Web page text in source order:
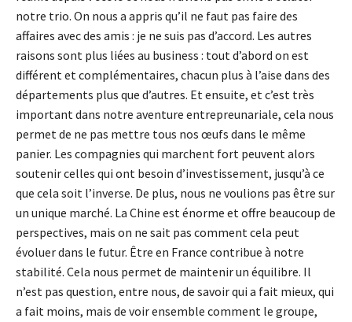
notre trio. On nous a appris qu’il ne faut pas faire des
affaires avec des amis : je ne suis pas d’accord. Les autres
raisons sont plus liées au business : tout d’abord on est
différent et complémentaires, chacun plus à l’aise dans des
départements plus que d’autres. Et ensuite, et c’est très
important dans notre aventure entrepreunariale, cela nous
permet de ne pas mettre tous nos œufs dans le même
panier. Les compagnies qui marchent fort peuvent alors
soutenir celles qui ont besoin d’investissement, jusqu’à ce
que cela soit l’inverse. De plus, nous ne voulions pas être sur
un unique marché. La Chine est énorme et offre beaucoup de
perspectives, mais on ne sait pas comment cela peut
évoluer dans le futur. Être en France contribue à notre
stabilité. Cela nous permet de maintenir un équilibre. Il
n’est pas question, entre nous, de savoir qui a fait mieux, qui
a fait moins, mais de voir ensemble comment le groupe,